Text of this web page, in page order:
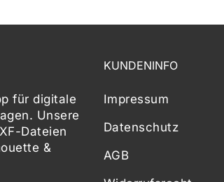
für digitale
. Unsere
Dateien
&
KUNDENINFO
Impressum
Datenschutz
AGB